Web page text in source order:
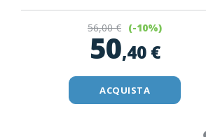
56,00 € (-10%)
50,40 €
ACQUISTA